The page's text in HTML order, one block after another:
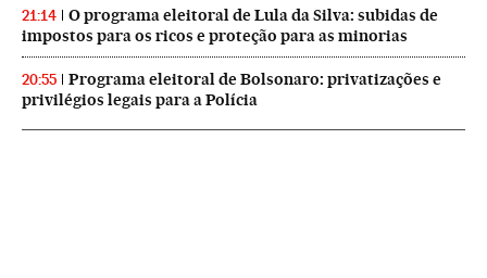
21:14
O programa eleitoral de Lula da Silva: subidas de
impostos para os ricos e proteção para as minorias
20:55
Programa eleitoral de Bolsonaro: privatizações e
privilégios legais para a Polícia